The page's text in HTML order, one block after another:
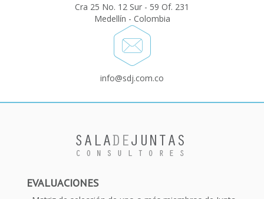
Cra 25 No. 12 Sur - 59 Of. 231
Medellín - Colombia
info@sdj.com.co
EVALUACIONES